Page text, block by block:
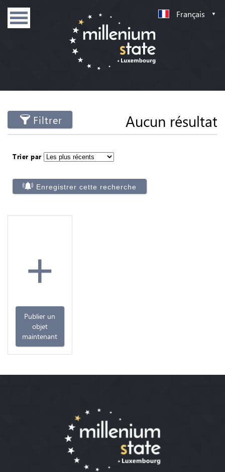
Français
Filtrer Aucun résultat
Trier par
Enregistrer cette recherche
+
Publier un
objet
maintenant